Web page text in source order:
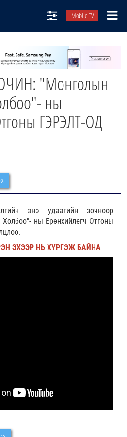
Mobile TV
"Монголын
ны
ГЭРЭЛТ-ОД
энэ удаагийн зочноор
ны Ерөнхийлөгч Отгоны
ЭХЭЭР НЬ ХҮРГЭЖ БАЙНА